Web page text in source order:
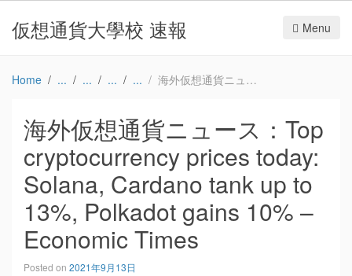
仮想通貨大學校 速報 Menu
Home 海外仮想通貨ニュース：Top cryptocurrency prices today: Solana, Cardano tank up to 13%, Polkadot gains 10% – Economic Times
海外仮想通貨ニュース：Top
cryptocurrency prices today:
Solana, Cardano tank up to
13%, Polkadot gains 10% –
Economic Times
Posted on 2021年9月13日